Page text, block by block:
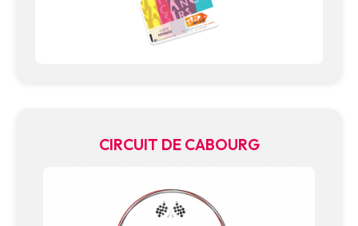
CIRCUIT DE CABOURG